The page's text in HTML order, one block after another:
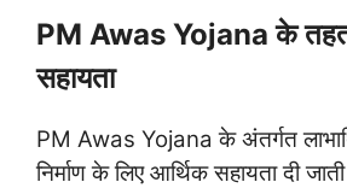
PM Awas Yojana के तहत
सहायता
PM Awas Yojana के अंतर्गत
निर्माण के लिए आर्थिक सहायता दी